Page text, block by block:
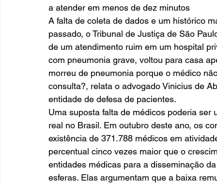
a atender em menos de dez minutos
A falta de coleta de dados e um histórico
passado, o Tribunal de Justiça de São
de um atendimento ruim em um hospital
com pneumonia grave, voltou para casa
morreu de pneumonia porque o médico
consulta?, relata o advogado Vinicius de
entidade de defesa de pacientes.
Uma suposta falta de médicos poderia
real no Brasil. Em outubro deste ano, os
existência de 371.788 médicos em
percentual cinco vezes maior que o
entidades médicas para a disseminação
esferas. Elas argumentam que a baixa